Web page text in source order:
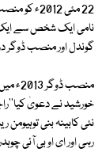
22 مئی
گوندل اور منصب ڈوگر
نئی کابینہ بنی
رہی اور ای او بی آئی